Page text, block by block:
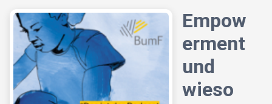
Empow
erment
und
wieso